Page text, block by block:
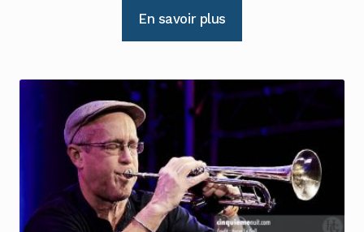
En savoir plus